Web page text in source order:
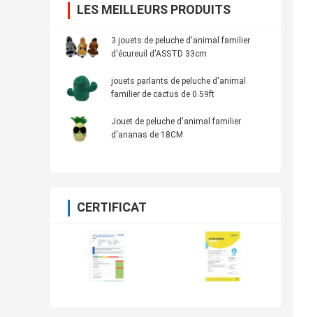
LES MEILLEURS PRODUITS
3 jouets de peluche d'animal familier
d'écureuil d'ASSTD 33cm
jouets parlants de peluche d'animal
familier de cactus de 0.59ft
Jouet de peluche d'animal familier
d'ananas de 18CM
CERTIFICAT